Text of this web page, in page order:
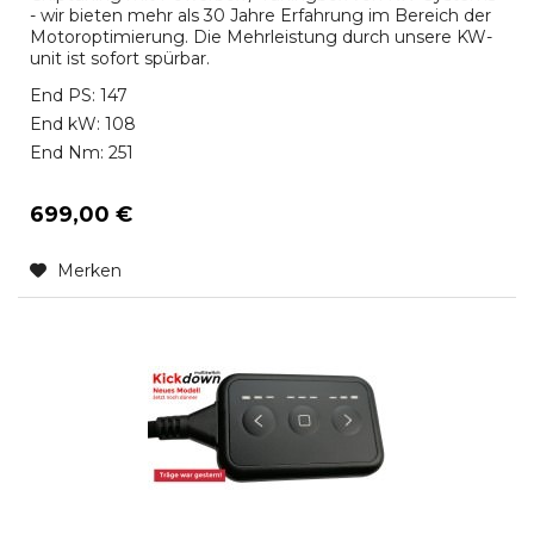
- wir bieten mehr als 30 Jahre Erfahrung im Bereich der
Motoroptimierung. Die Mehrleistung durch unsere KW-
unit ist sofort spürbar.
End PS: 147
End kW: 108
End Nm: 251
699,00 €
Merken